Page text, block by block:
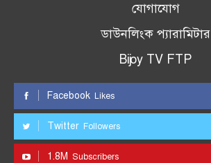
যোগাযোগ
ডাউনলিংক প্যারামিটার
Bijoy TV FTP
Facebook Likes
Twitter Followers
1.8M Subscribers